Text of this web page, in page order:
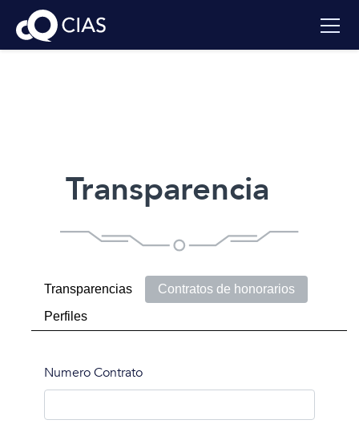
Transparencia
Transparencias
Contratos de honorarios
Perfiles
Numero Contrato